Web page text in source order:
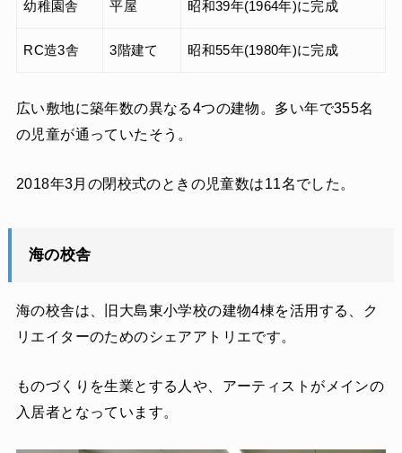
幼稚園舎 平屋 昭和39年(1964年)に完成
RC造3舎 3階建て 昭和55年(1980年)に完成
広い敷地に築年数の異なる4つの建物。多い年で355名
の児童が通っていたそう。
2018年3月の閉校式のときの児童数は11名でした。
海の校舎
海の校舎は、旧大島東小学校の建物4棟を活用する、ク
リエイターのためのシェアアトリエです。
ものづくりを生業とする人や、アーティストがメインの
入居者となっています。